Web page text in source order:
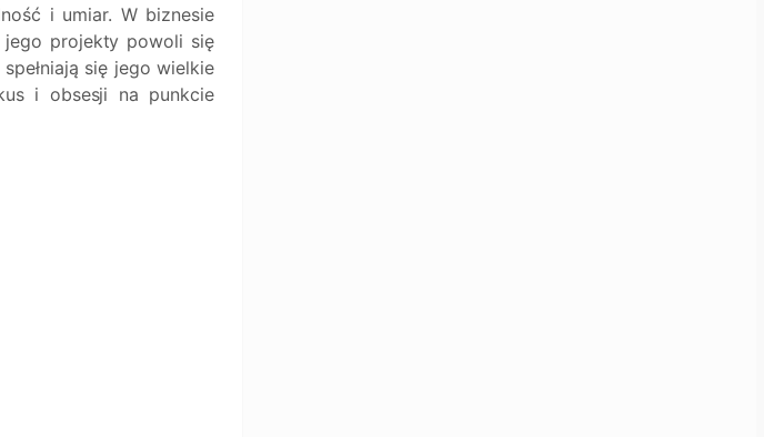
i umiar. W biznesie
jego projekty powoli się
się jego wielkie
i obsesji na punkcie